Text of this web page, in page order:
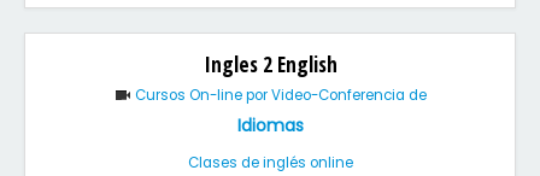
Ingles 2 English
Cursos On-line por Video-Conferencia de
Idiomas
Clases de inglés online